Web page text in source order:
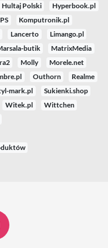
Hultaj Polski
Hyperbook.pl
Komputronik.pl
Lancerto
Limango.pl
butik
MatrixMedia
Molly
Morele.net
Outhorn
Realme
mark.pl
Sukienki.shop
Witek.pl
Wittchen